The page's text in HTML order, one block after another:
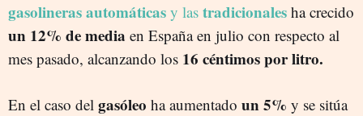
gasolineras automáticas y las tradicionales ha crecido
un 12% de media en España en julio con respecto al
mes pasado, alcanzando los 16 céntimos por litro.
En el caso del gasóleo ha aumentado un 5% y se sitúa